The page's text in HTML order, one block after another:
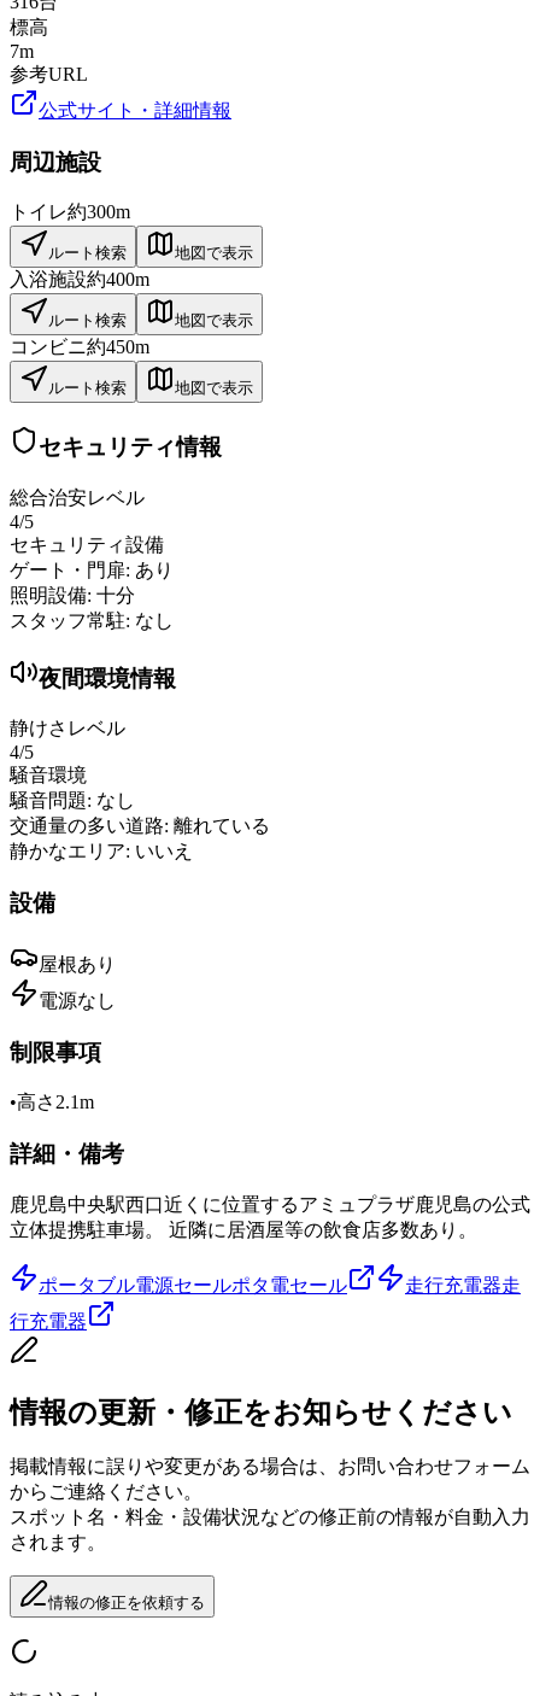
標高
7m
参考URL
公式サイト・詳細情報
周辺施設
トイレ約300m
ルート検索 地図で表示
入浴施設約400m
ルート検索 地図で表示
コンビニ約450m
ルート検索 地図で表示
セキュリティ情報
総合治安レベル
4/5
セキュリティ設備
ゲート・門扉: あり
照明設備: 十分
スタッフ常駐: なし
夜間環境情報
静けさレベル
4/5
騒音環境
騒音問題: なし
交通量の多い道路: 離れている
静かなエリア: いいえ
設備
屋根あり
電源なし
制限事項
•高さ2.1m
詳細・備考
鹿児島中央駅西口近くに位置するアミュプラザ鹿児島の公式
立体提携駐車場。 近隣に居酒屋等の飲食店多数あり。
ポータブル電源セールポタ電セール 走行充電器走
行充電器
情報の更新・修正をお知らせください
掲載情報に誤りや変更がある場合は、お問い合わせフォーム
からご連絡ください。
スポット名・料金・設備状況などの修正前の情報が自動入力
されます。
情報の修正を依頼する